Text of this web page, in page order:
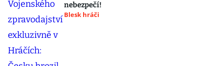
nebezpečí!
Blesk hráči